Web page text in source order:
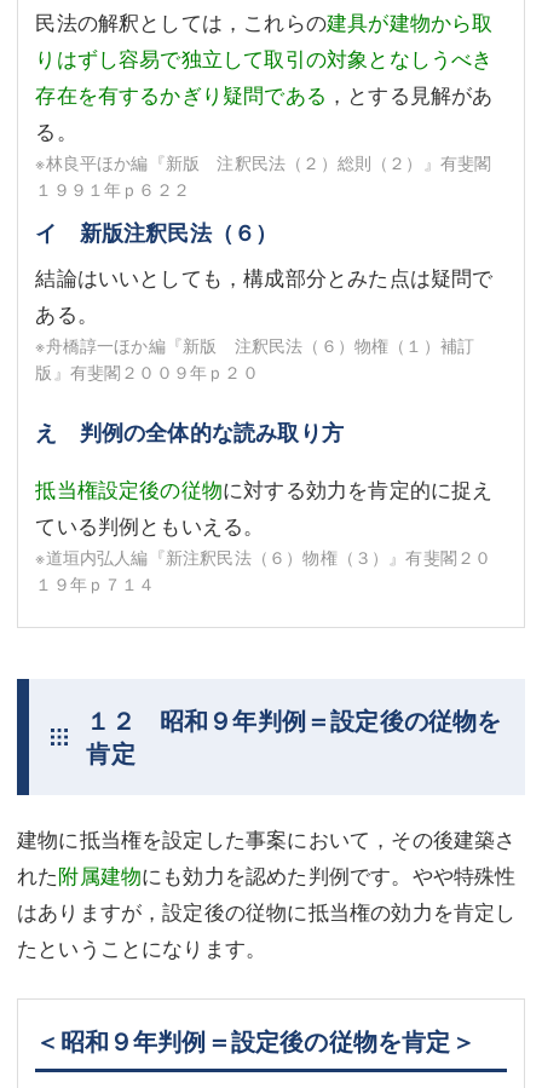
民法の解釈としては，これらの建具が建物から取
りはずし容易で独立して取引の対象となしうべき
存在を有するかぎり疑問である ，とする見解があ
る。
※林良平ほか編『新版 注釈民法（２）総則（２）』有斐閣
１９９１年ｐ６２２
イ 新版注釈民法（６）
結論はいいとしても，構成部分とみた点は疑問で
ある。
※舟橋諄一ほか編『新版 注釈民法（６）物権（１）補訂
版』有斐閣２００９年ｐ２０
え 判例の全体的な読み取り方
抵当権設定後の従物に対する効力を肯定的に捉え
ている判例ともいえる。
※道垣内弘人編『新注釈民法（６）物権（３）』有斐閣２０
１９年ｐ７１４
１２ 昭和９年判例＝設定後の従物を
肯定
建物に抵当権を設定した事案において，その後建築さ
れた附属建物にも効力を認めた判例です。やや特殊性
はありますが，設定後の従物に抵当権の効力を肯定し
たということになります。
＜昭和９年判例＝設定後の従物を肯定＞